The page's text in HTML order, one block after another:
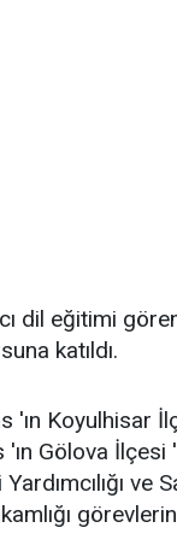
dil eğitimi
katıldı.
'ın Koyulhisar
Gölova
ve